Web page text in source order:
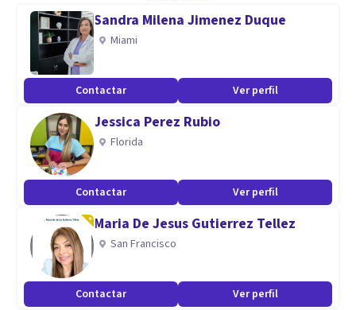
Sandra Milena Jimenez Duque
Miami
Contactar Ver perfil
Jessica Perez Rubio
Florida
Contactar Ver perfil
Maria De Jesus Gutierrez Tellez
San Francisco
Contactar Ver perfil